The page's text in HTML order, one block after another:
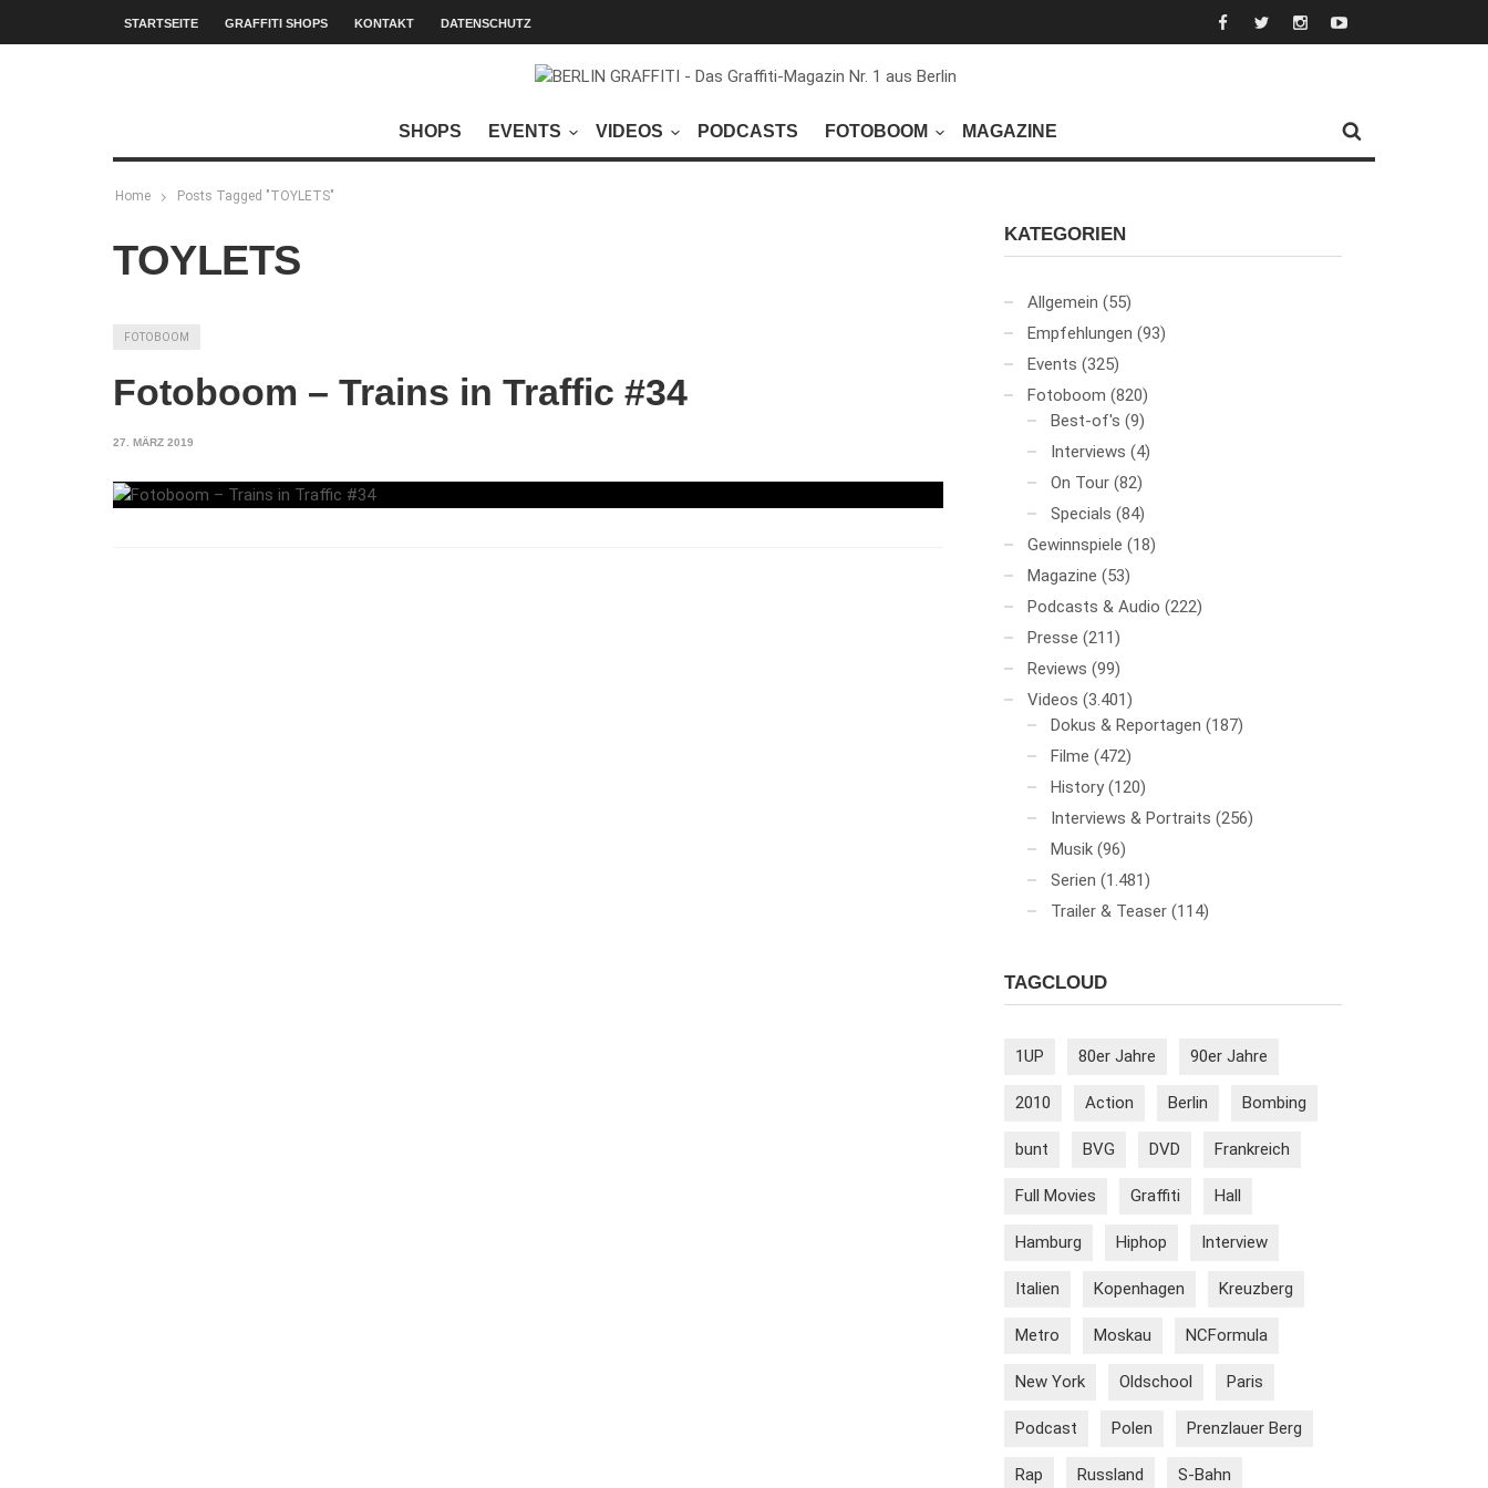
STARTSEITE GRAFFITI SHOPS KONTAKT DATENSCHUTZ
SHOPS EVENTS VIDEOS PODCASTS FOTOBOOM MAGAZINE
Home Posts Tagged "TOYLETS"
TOYLETS
FOTOBOOM
Fotoboom – Trains in Traffic #34
27. MÄRZ 2019
KATEGORIEN
Allgemein (55)
Empfehlungen (93)
Events (325)
Fotoboom (820)
Best-of's (9)
Interviews (4)
On Tour (82)
Specials (84)
Gewinnspiele (18)
Magazine (53)
Podcasts & Audio (222)
Presse (211)
Reviews (99)
Videos (3.401)
Dokus & Reportagen (187)
Filme (472)
History (120)
Interviews & Portraits (256)
Musik (96)
Serien (1.481)
Trailer & Teaser (114)
TAGCLOUD
1UP 80er Jahre 90er Jahre
2010 Action Berlin Bombing
bunt BVG DVD Frankreich
Full Movies Graffiti Hall
Hamburg Hiphop Interview
Italien Kopenhagen Kreuzberg
Metro Moskau NCFormula
New York Oldschool Paris
Podcast Polen Prenzlauer Berg
Rap Russland S-Bahn